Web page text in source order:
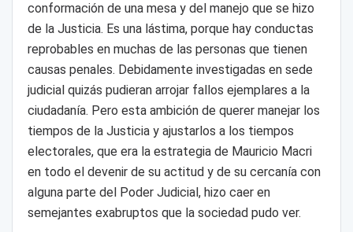
conformación de una mesa y del manejo que se hizo
de la Justicia. Es una lástima, porque hay conductas
reprobables en muchas de las personas que tienen
causas penales. Debidamente investigadas en sede
judicial quizás pudieran arrojar fallos ejemplares a la
ciudadanía. Pero esta ambición de querer manejar los
tiempos de la Justicia y ajustarlos a los tiempos
electorales, que era la estrategia de Mauricio Macri
en todo el devenir de su actitud y de su cercanía con
alguna parte del Poder Judicial, hizo caer en
semejantes exabruptos que la sociedad pudo ver.